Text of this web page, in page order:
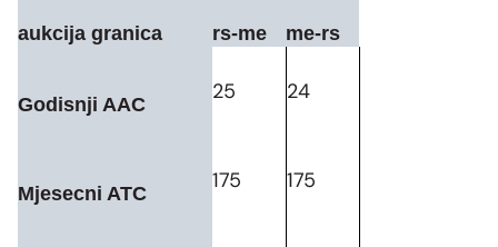
Razvoj sistema
aukcija granica rs-me me-rs
Godisnji AAC 25 24
Mjesecni ATC 175 175